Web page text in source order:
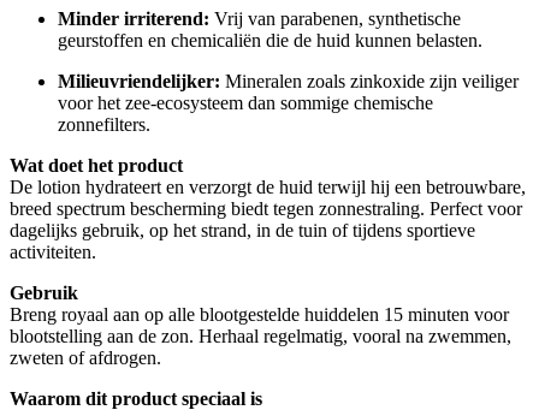
Minder irriterend: Vrij van parabenen, synthetische
geurstoffen en chemicaliën die de huid kunnen belasten.
Milieuvriendelijker: Mineralen zoals zinkoxide zijn veiliger
voor het zee-ecosysteem dan sommige chemische
zonnefilters.
Wat doet het product
De lotion hydrateert en verzorgt de huid terwijl hij een betrouwbare,
breed spectrum bescherming biedt tegen zonnestraling. Perfect voor
dagelijks gebruik, op het strand, in de tuin of tijdens sportieve
activiteiten.
Gebruik
Breng royaal aan op alle blootgestelde huiddelen 15 minuten voor
blootstelling aan de zon. Herhaal regelmatig, vooral na zwemmen,
zweten of afdrogen.
Waarom dit product speciaal is